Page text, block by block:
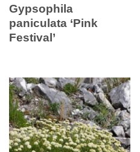
Gypsophila
paniculata ‘Pink
Festival’